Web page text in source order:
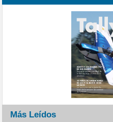
Más Leídos